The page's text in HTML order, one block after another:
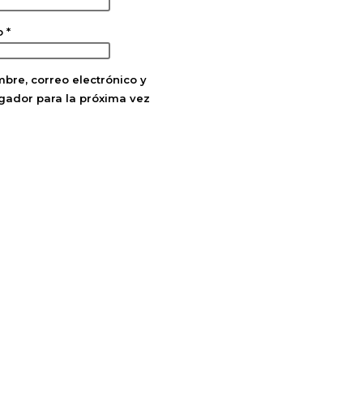
*
correo electrónico y
para la próxima vez